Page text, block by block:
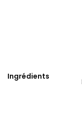
Ingrédients